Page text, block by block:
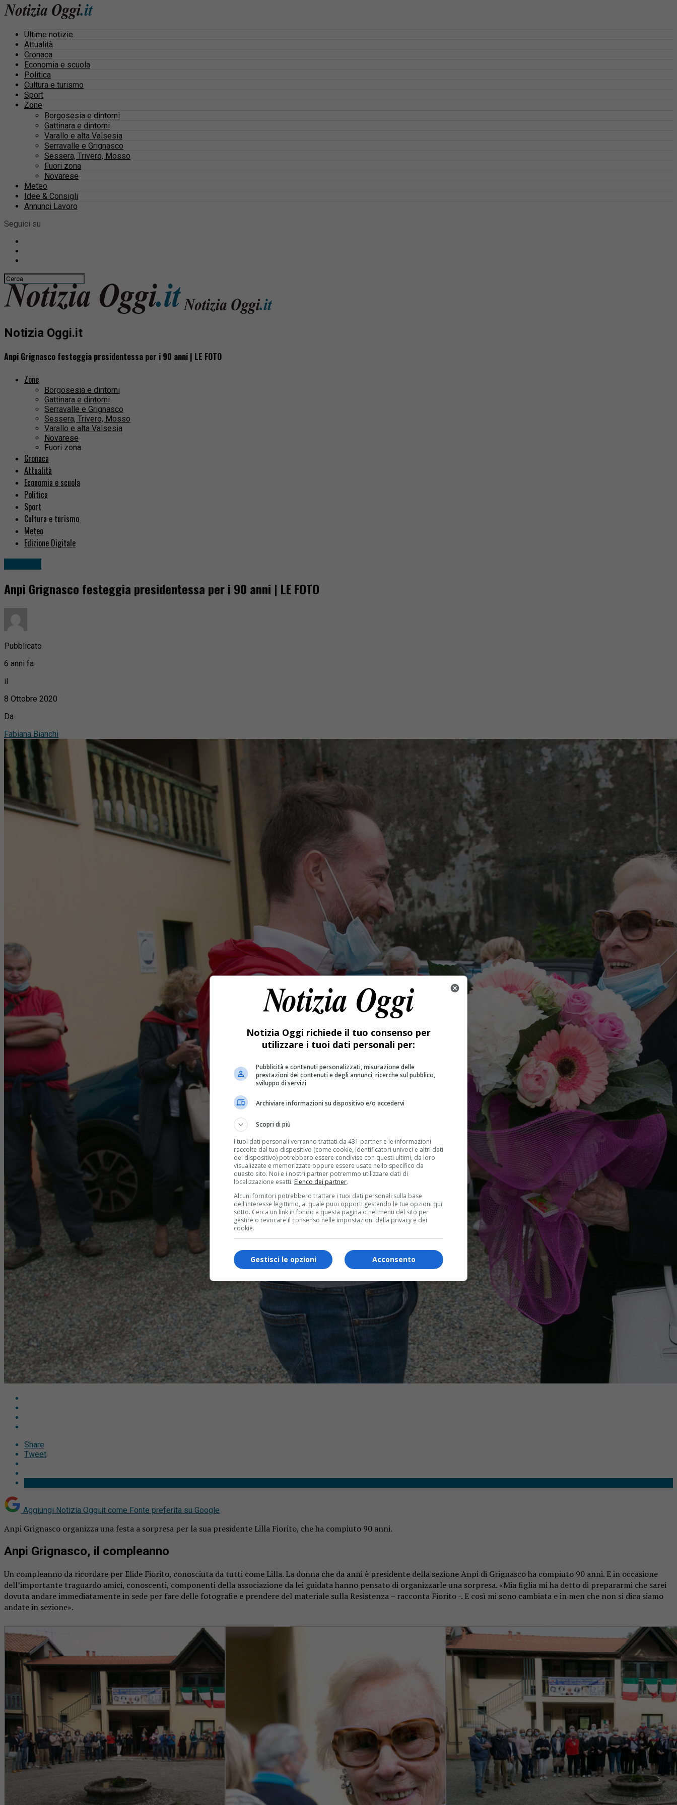
Ultime notizie
Attualità
Cronaca
Economia e scuola
Politica
Cultura e turismo
Sport
Zone
Borgosesia e dintorni
Gattinara e dintorni
Varallo e alta Valsesia
Serravalle e Grignasco
Sessera, Trivero, Mosso
Fuori zona
Novarese
Meteo
Idee & Consigli
Annunci Lavoro
Seguici su
Notizia Oggi.it
Anpi Grignasco festeggia presidentessa per i 90 anni | LE FOTO
Zone
Borgosesia e dintorni
Gattinara e dintorni
Serravalle e Grignasco
Sessera, Trivero, Mosso
Varallo e alta Valsesia
Novarese
Fuori zona
Cronaca
Attualità
Economia e scuola
Politica
Sport
Cultura e turismo
Meteo
Edizione Digitale
Anpi Grignasco festeggia presidentessa per i 90 anni | LE FOTO
Pubblicato
6 anni fa
il
8 Ottobre 2020
Da
Fabiana Bianchi
Share
Tweet
Aggiungi Notizia Oggi.it come Fonte preferita su Google
Anpi Grignasco organizza una festa a sorpresa per la sua presidente Lilla Fiorito, che ha compiuto 90 anni.
Anpi Grignasco, il compleanno
Un compleanno da ricordare per Elide Fiorito, conosciuta da tutti come Lilla. La donna che da anni è presidente della sezione Anpi di Grignasco ha compiuto 90 anni. E in occasione
dell’importante traguardo amici, conoscenti, componenti della associazione da lei guidata hanno pensato di organizzarle una sorpresa. «Mia figlia mi ha detto di prepararmi che sarei
dovuta andare immediatamente in sede per fare delle fotografie e prendere del materiale sulla Resistenza – racconta Fiorito -. E così mi sono cambiata e in men che non si dica siamo
andate in sezione».
Notizia Oggi richiede il tuo consenso per
utilizzare i tuoi dati personali per:
Pubblicità e contenuti personalizzati, misurazione delle
prestazioni dei contenuti e degli annunci, ricerche sul pubblico,
sviluppo di servizi
Archiviare informazioni su dispositivo e/o accedervi
Scopri di più
I tuoi dati personali verranno trattati da 431 partner e le informazioni
raccolte dal tuo dispositivo (come cookie, identificatori univoci e altri dati
del dispositivo) potrebbero essere condivise con questi ultimi, da loro
visualizzate e memorizzate oppure essere usate nello specifico da
questo sito. Noi e i nostri partner potremmo utilizzare dati di
localizzazione esatti. Elenco dei partner.
Alcuni fornitori potrebbero trattare i tuoi dati personali sulla base
dell'interesse legittimo, al quale puoi opporti gestendo le tue opzioni qui
sotto. Cerca un link in fondo a questa pagina o nel menu del sito per
gestire o revocare il consenso nelle impostazioni della privacy e dei
cookie.
Acconsento
Gestisci le opzioni